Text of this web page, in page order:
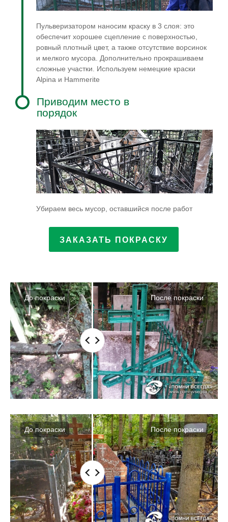
Пульверизатором наносим краску в 3 слоя: это
обеспечит хорошее сцепление с поверхностью,
ровный плотный цвет, а также отсутствие ворсинок
и мелкого мусора. Дополнительно прокрашиваем
сложные участки. Используем немецкие краски
Alpina и Hammerite
Приводим место в
порядок
Убираем весь мусор, оставшийся после работ
ЗАКАЗАТЬ ПОКРАСКУ